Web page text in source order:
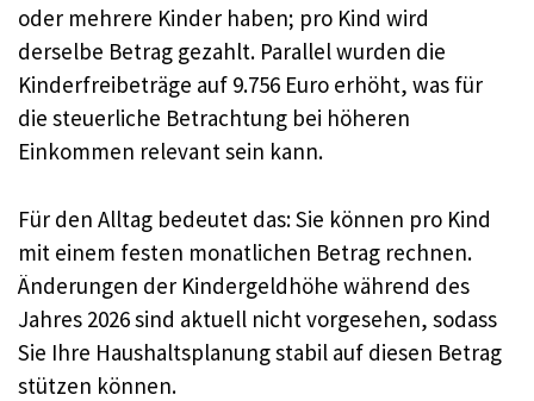
oder mehrere Kinder haben; pro Kind wird
derselbe Betrag gezahlt. Parallel wurden die
Kinderfreibeträge auf 9.756 Euro erhöht, was für
die steuerliche Betrachtung bei höheren
Einkommen relevant sein kann.
Für den Alltag bedeutet das: Sie können pro Kind
mit einem festen monatlichen Betrag rechnen.
Änderungen der Kindergeldhöhe während des
Jahres 2026 sind aktuell nicht vorgesehen, sodass
Sie Ihre Haushaltsplanung stabil auf diesen Betrag
stützen können.